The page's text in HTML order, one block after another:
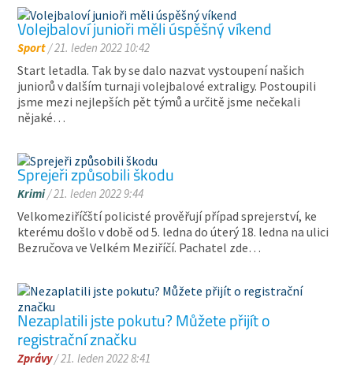
Volejbaloví junioři měli úspěšný víkend
Sport/ 21. leden 2022 10:42
Start letadla. Tak by se dalo nazvat vystoupení našich
juniorů v dalším turnaji volejbalové extraligy. Postoupili
jsme mezi nejlepších pět týmů a určitě jsme nečekali
nějaké…
Sprejeři způsobili škodu
Krimi/ 21. leden 2022 9:44
Velkomeziříčští policisté prověřují případ sprejerství, ke
kterému došlo v době od 5. ledna do úterý 18. ledna na ulici
Bezručova ve Velkém Meziříčí. Pachatel zde…
Nezaplatili jste pokutu? Můžete přijít o
registrační značku
Zprávy/ 21. leden 2022 8:41